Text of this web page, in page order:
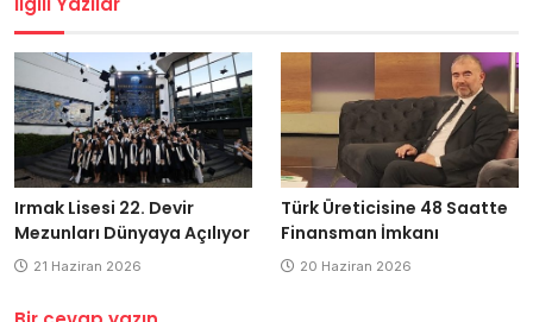
Irmak Lisesi 22. Devir
Mezunları Dünyaya Açılıyor
21 Haziran 2026
Türk Üreticisine 48 Saatte
Finansman İmkanı
20 Haziran 2026